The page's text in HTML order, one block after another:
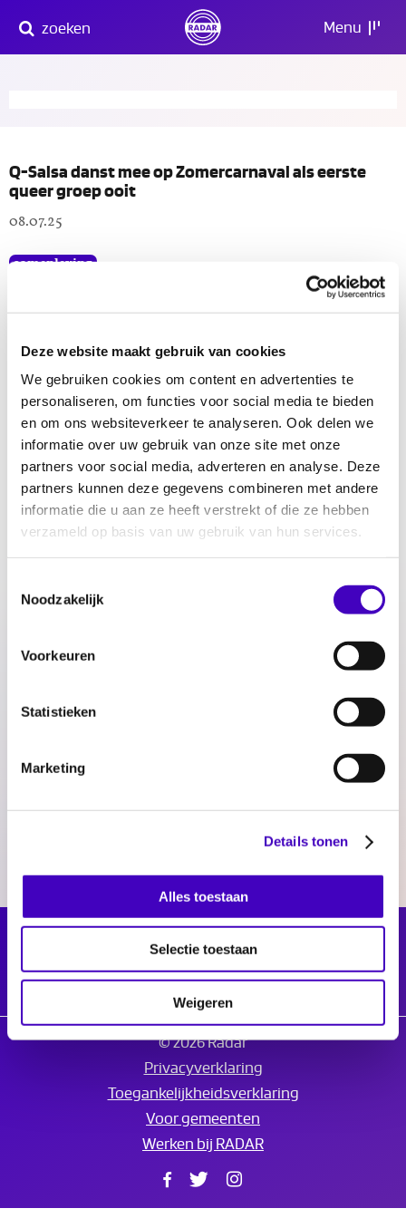
Deze website maakt gebruik van cookies
We gebruiken cookies om content en advertenties te
personaliseren, om functies voor social media te bieden
en om ons websiteverkeer te analyseren. Ook delen we
informatie over uw gebruik van onze site met onze
partners voor social media, adverteren en analyse. Deze
partners kunnen deze gegevens combineren met andere
informatie die u aan ze heeft verstrekt of die ze hebben
verzameld op basis van uw gebruik van hun services.
Noodzakelijk
Voorkeuren
Statistieken
Marketing
Details tonen
Alles toestaan
Selectie toestaan
Weigeren
naar
content
zoeken Menu
Q-Salsa danst mee op Zomercarnaval als eerste
queer groep ooit
08.07.25
samenleving
Woondiscriminatie: Hoe zorgen we voor gelijke
04.07.25
Ongelijkheid in Nederland: wie voelt zich
buitengesloten?
25.06.25
samenleving
samenleving
Wat is er te doen tijdens Keti Koti 2025? RADAR
herdenkt en viert!
© 2026 Radar
Privacyverklaring
Toegankelijkheidsverklaring
Voor gemeenten
Werken bij RADAR
Facebook
Twitter